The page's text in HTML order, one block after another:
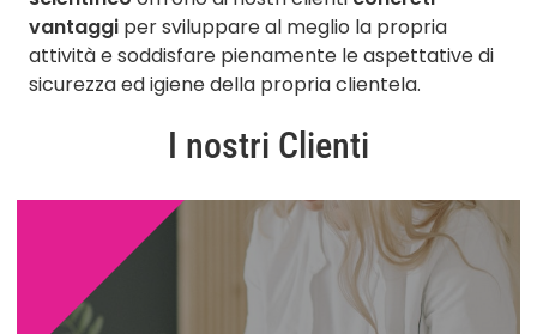
vantaggi per sviluppare al meglio la propria
attività e soddisfare pienamente le aspettative di
sicurezza ed igiene della propria clientela.
I nostri Clienti